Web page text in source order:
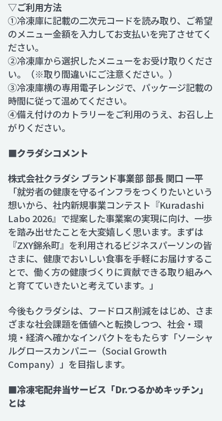
▽ご利用方法
①冷凍庫に記載の二次元コードを読み取り、ご希望
のメニュー金額を入力してお支払いを完了させてく
ださい。
②冷凍庫から選択したメニューをお受け取りくださ
い。（※取り間違いにご注意ください。）
③冷凍庫横の専用電子レンジで、パッケージ記載の
時間に従って温めてください。
④備え付けのカトラリーをご利用のうえ、お召し上
がりください。
■クラダシコメント
株式会社クラダシ ブランド事業部 部長 関口 一平
「就労者の健康を守るインフラをつくりたいという
想いから、社内新規事業コンテスト『Kuradashi
Labo 2026』で提案した事業案の実現に向け、一歩
を踏み出せたことを大変嬉しく思います。まずは
『ZXY錦糸町』を利用されるビジネスパーソンの皆
さまに、健康でおいしい食事を手軽にお届けするこ
とで、働く方の健康づくりに貢献できる取り組みへ
と育てていきたいと考えています。」
今後もクラダシは、フードロス削減をはじめ、さま
ざまな社会課題を価値へと転換しつつ、社会・環
境・経済へ確かなインパクトをもたらす「ソーシャ
ルグロースカンパニー（Social Growth
Company）」を目指します。
■冷凍宅配弁当サービス「Dr.つるかめキッチン」
とは